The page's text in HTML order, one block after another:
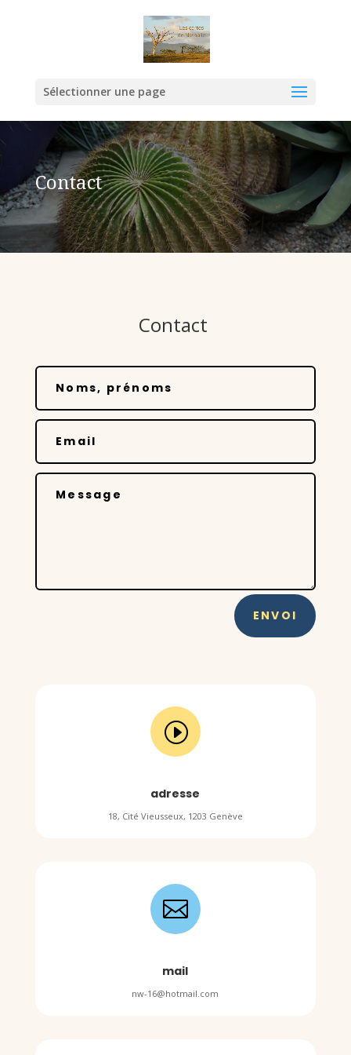
Sélectionner une page
Contact
Contact
ENVOI
I
adresse
18, Cité Vieusseux, 1203 Genève

mail
nw-16@hotmail.com